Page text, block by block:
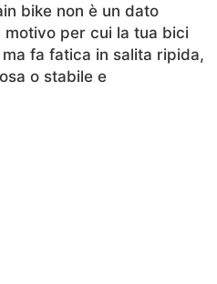
bike non è un dato
per cui la tua bici
fa fatica in salita ripida,
o stabile e